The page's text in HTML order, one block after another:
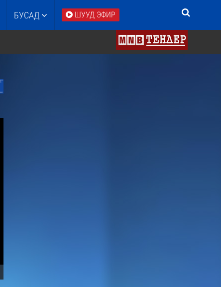
БУСАД ШУУД ЭФИР